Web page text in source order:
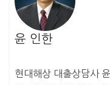
윤 인한
현대해상 대출상담사